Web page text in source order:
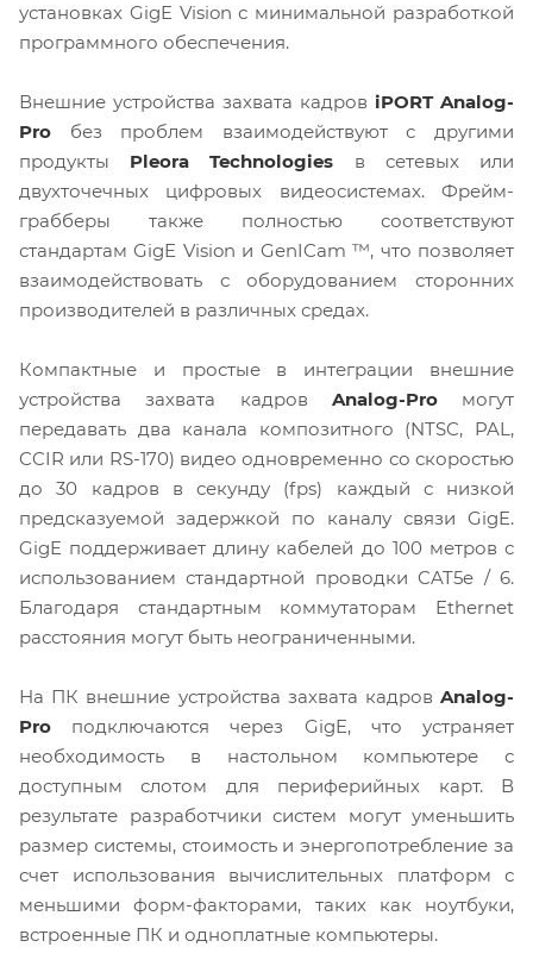
установках GigE Vision с минимальной разработкой
программного обеспечения.
Внешние устройства захвата кадров iPORT Analog-
Pro без проблем взаимодействуют с другими
продукты Pleora Technologies в сетевых или
двухточечных цифровых видеосистемах. Фрейм-
грабберы также полностью соответствуют
стандартам GigE Vision и GenICam ™, что позволяет
взаимодействовать с оборудованием сторонних
производителей в различных средах.
Компактные и простые в интеграции внешние
устройства захвата кадров Analog-Proмогут
передавать два канала композитного (NTSC, PAL,
CCIR или RS-170) видео одновременно со скоростью
до 30 кадров в секунду (fps) каждый с низкой
предсказуемой задержкой по каналу связи GigE.
GigE поддерживает длину кабелей до 100 метров с
использованием стандартной проводки CAT5e / 6.
Благодаря стандартным коммутаторам Ethernet
расстояния могут быть неограниченными.
На ПК внешние устройства захвата кадров Analog-
Pro подключаются через GigE, что устраняет
необходимость в настольном компьютере с
доступным слотом для периферийных карт. В
результате разработчики систем могут уменьшить
размер системы, стоимость и энергопотребление за
счет использования вычислительных платформ с
меньшими форм-факторами, таких как ноутбуки,
встроенные ПК и одноплатные компьютеры.